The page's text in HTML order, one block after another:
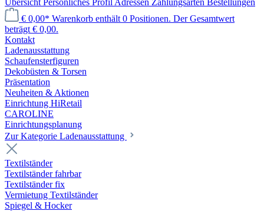
Übersicht Persönliches Profil Adressen Zahlungsarten Bestellungen
€ 0,00* Warenkorb enthält 0 Positionen. Der Gesamtwert
beträgt € 0,00.
Kontakt
Laden­ausstattung
Schaufenster­figuren
Dekobüsten & Torsen
Präsentation
Neuheiten & Aktionen
Einrichtung HiRetail
CAROLINE
Einrichtungsplanung
Zur Kategorie Laden­ausstattung
Textilständer
Textilständer fahrbar
Textilständer fix
Vermietung Textilständer
Spiegel & Hocker